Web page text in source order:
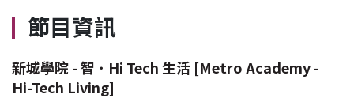
節目資訊
新城學院 - 智 ･ Hi Tech 生活 [Metro Academy -
Hi-Tech Living]